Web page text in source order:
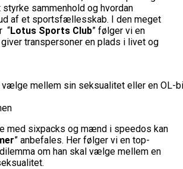
sammenhold og hvordan
af et sportsfællesskab. I den meget
“Lotus Sports Club” følger vi en
transpersoner en plads i livet og
vælge mellem sin seksualitet eller en OL-
med sixpacks og mænd i speedos kan
” anbefales. Her følger vi en top-
om han skal vælge mellem en